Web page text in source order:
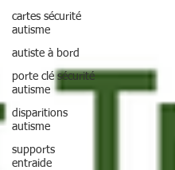
cartes sécurité
autisme
autiste à bord
porte clé sécurité
autisme
disparitions
autisme
supports
entraide